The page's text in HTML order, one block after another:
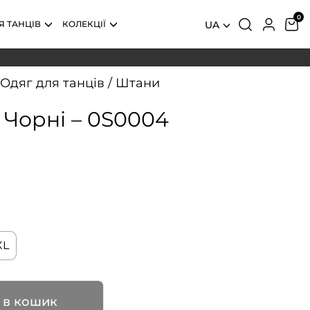
ТАНЦІВ КОЛЕКЦІЇ UA
Одяг для танців / Штани
– 0S0004
в кошик